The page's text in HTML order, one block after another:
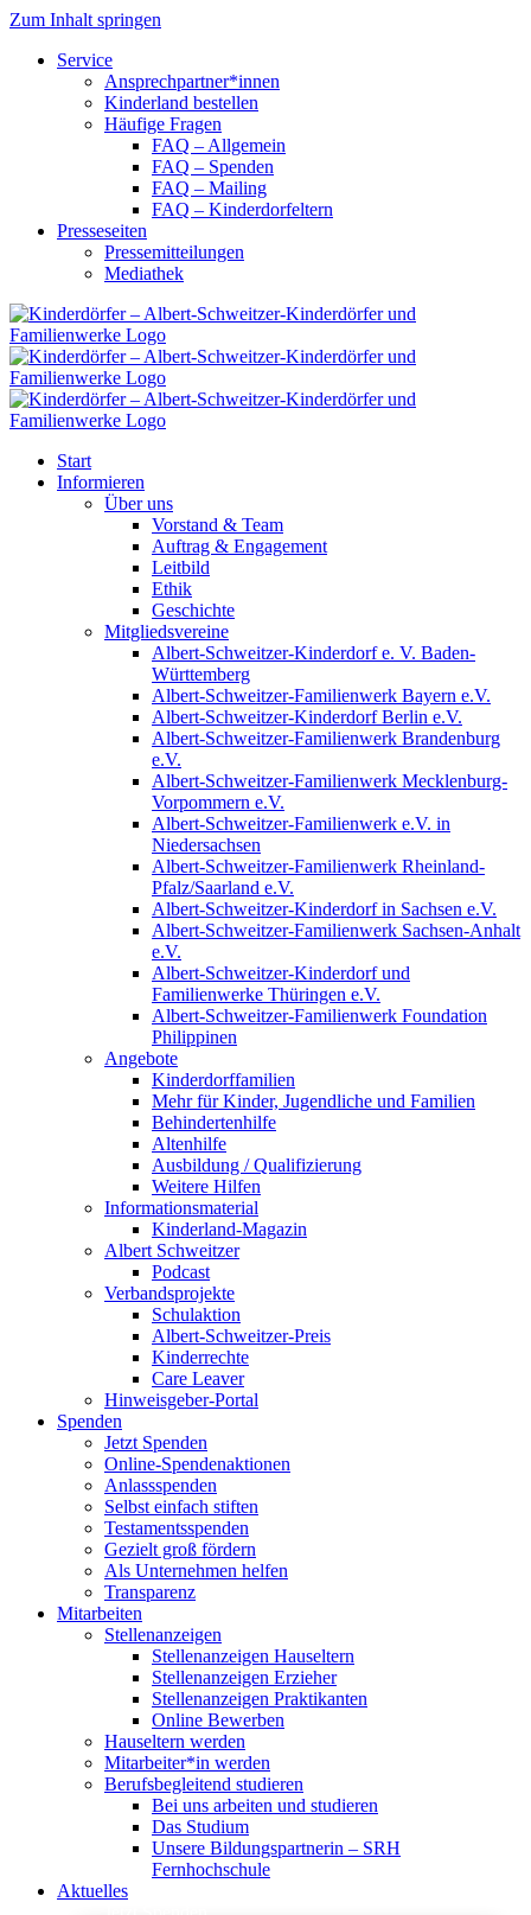
Zum Inhalt springen
Service
Ansprechpartner*innen
Kinderland bestellen
Häufige Fragen
FAQ – Allgemein
FAQ – Spenden
FAQ – Mailing
FAQ – Kinderdorfeltern
Presseseiten
Pressemitteilungen
Mediathek
Start
Informieren
Über uns
Vorstand & Team
Auftrag & Engagement
Leitbild
Ethik
Geschichte
Mitgliedsvereine
Albert-Schweitzer-Kinderdorf e. V. Baden-
Württemberg
Albert-Schweitzer-Familienwerk Bayern e.V.
Albert-Schweitzer-Kinderdorf Berlin e.V.
Albert-Schweitzer-Familienwerk Brandenburg
e.V.
Albert-Schweitzer-Familienwerk Mecklenburg-
Vorpommern e.V.
Albert-Schweitzer-Familienwerk e.V. in
Niedersachsen
Albert-Schweitzer-Familienwerk Rheinland-
Pfalz/Saarland e.V.
Albert-Schweitzer-Kinderdorf in Sachsen e.V.
Albert-Schweitzer-Familienwerk Sachsen-Anhalt
e.V.
Albert-Schweitzer-Kinderdorf und
Familienwerke Thüringen e.V.
Albert-Schweitzer-Familienwerk Foundation
Philippinen
Angebote
Kinderdorffamilien
Mehr für Kinder, Jugendliche und Familien
Behindertenhilfe
Altenhilfe
Ausbildung / Qualifizierung
Weitere Hilfen
Informationsmaterial
Kinderland-Magazin
Albert Schweitzer
Podcast
Verbandsprojekte
Schulaktion
Albert-Schweitzer-Preis
Kinderrechte
Care Leaver
Hinweisgeber-Portal
Spenden
Jetzt Spenden
Online-Spendenaktionen
Anlassspenden
Selbst einfach stiften
Testamentsspenden
Gezielt groß fördern
Als Unternehmen helfen
Transparenz
Mitarbeiten
Stellenanzeigen
Stellenanzeigen Hauseltern
Stellenanzeigen Erzieher
Stellenanzeigen Praktikanten
Online Bewerben
Hauseltern werden
Mitarbeiter*in werden
Berufsbegleitend studieren
Bei uns arbeiten und studieren
Das Studium
Unsere Bildungspartnerin – SRH
Fernhochschule
Aktuelles